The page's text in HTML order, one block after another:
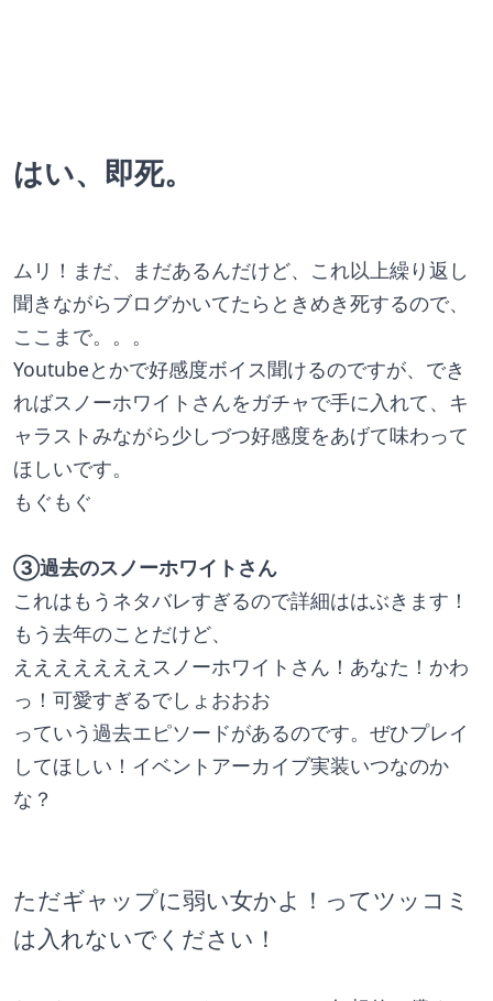
はい、即死。
ムリ！まだ、まだあるんだけど、これ以上繰り返し
聞きながらブログかいてたらときめき死するので、
ここまで。。。
Youtubeとかで好感度ボイス聞けるのですが、でき
ればスノーホワイトさんをガチャで手に入れて、キ
ャラストみながら少しづつ好感度をあげて味わって
ほしいです。
もぐもぐ
③過去のスノーホワイトさん
これはもうネタバレすぎるので詳細ははぶきます！
もう去年のことだけど、
えええええええスノーホワイトさん！あなた！かわ
っ！可愛すぎるでしょおおお
っていう過去エピソードがあるのです。ぜひプレイ
してほしい！イベントアーカイブ実装いつなのか
な？
ただギャップに弱い女かよ！ってツッコミ
は入れないでください！